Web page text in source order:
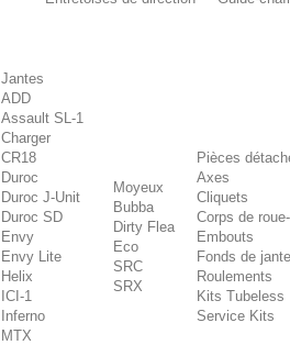
Jantes
ADD
Assault SL-1
Charger
CR18
Duroc
Duroc J-Unit
Duroc SD
Envy
Envy Lite
Helix
ICI-1
Inferno
MTX
Moyeux
Bubba
Dirty Flea
Eco
SRC
SRX
Pièces
Axes
Cliquets
Corps de
Embouts
Fonds de jante
Roulements
Kits Tubeless
Service Kits